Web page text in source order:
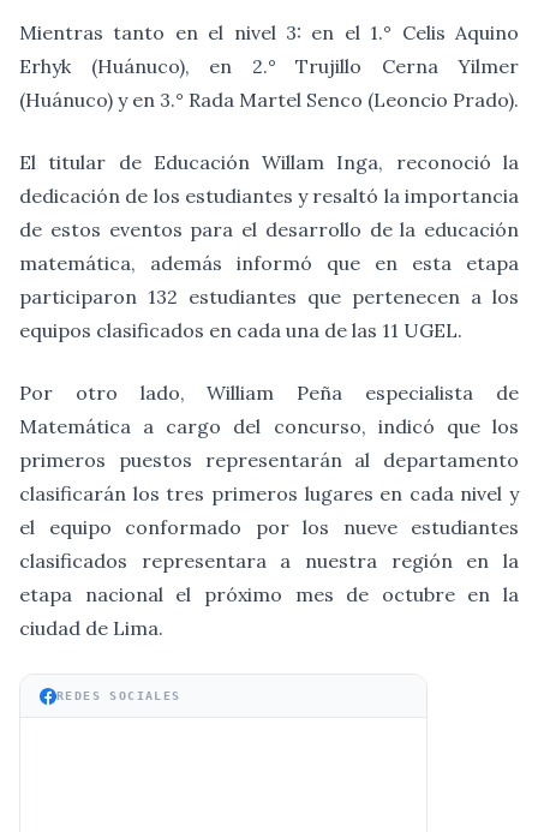
Mientras tanto en el nivel 3: en el 1.° Celis Aquino
Erhyk (Huánuco), en 2.° Trujillo Cerna Yilmer
(Huánuco) y en 3.° Rada Martel Senco (Leoncio Prado).
El titular de Educación Willam Inga, reconoció la
dedicación de los estudiantes y resaltó la importancia
de estos eventos para el desarrollo de la educación
matemática, además informó que en esta etapa
participaron 132 estudiantes que pertenecen a los
equipos clasificados en cada una de las 11 UGEL.
Por otro lado, William Peña especialista de
Matemática a cargo del concurso, indicó que los
primeros puestos representarán al departamento
clasificarán los tres primeros lugares en cada nivel y
el equipo conformado por los nueve estudiantes
clasificados representara a nuestra región en la
etapa nacional el próximo mes de octubre en la
ciudad de Lima.
REDES SOCIALES